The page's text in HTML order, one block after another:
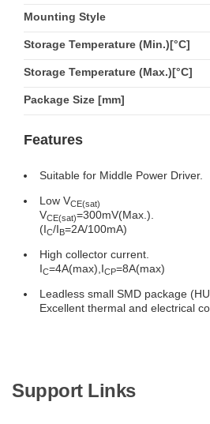
Mounting Style
Storage Temperature (Min.)[°C]
Storage Temperature (Max.)[°C]
Package Size [mm]
Features
Suitable for Middle Power Driver.
Low VCE(sat)
VCE(sat)=300mV(Max.).
(IC/IB=2A/100mA)
High collector current.
IC=4A(max),ICP=8A(max)
Leadless small SMD package
Excellent thermal and electrical
Support Links